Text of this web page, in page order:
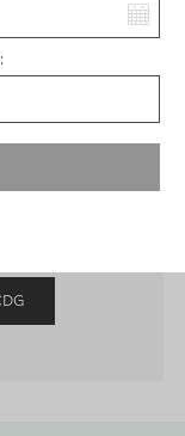
place de
à l'aéroport
dédiées :
2A & 2B
2D